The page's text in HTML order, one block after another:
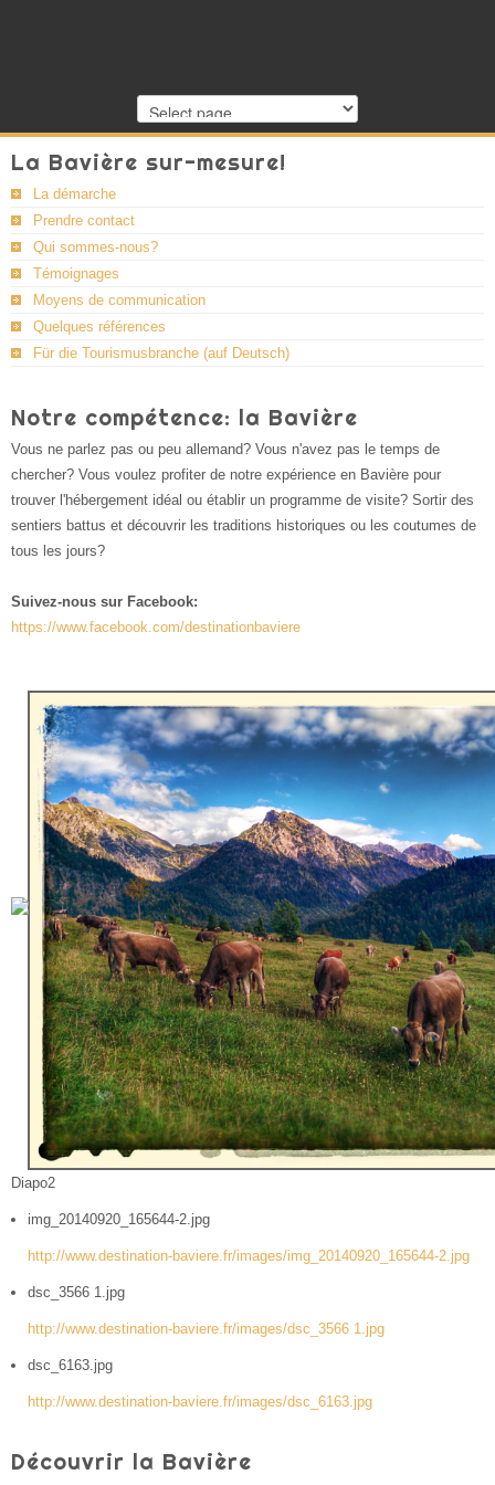
La Bavière sur-mesure!
La démarche
Prendre contact
Qui sommes-nous?
Témoignages
Moyens de communication
Quelques références
Für die Tourismusbranche (auf Deutsch)
Notre compétence: la Bavière
Vous ne parlez pas ou peu allemand? Vous n'avez pas le temps de
chercher? Vous voulez profiter de notre expérience en Bavière pour
trouver l'hébergement idéal ou établir un programme de visite? Sortir des
sentiers battus et découvrir les traditions historiques ou les coutumes de
tous les jours?
Suivez-nous sur Facebook:
https://www.facebook.com/destinationbaviere
Diapo2
img_20140920_165644-2.jpg
http://www.destination-baviere.fr/images/img_20140920_165644-2.jpg
dsc_3566 1.jpg
http://www.destination-baviere.fr/images/dsc_3566 1.jpg
dsc_6163.jpg
http://www.destination-baviere.fr/images/dsc_6163.jpg
Découvrir la Bavière